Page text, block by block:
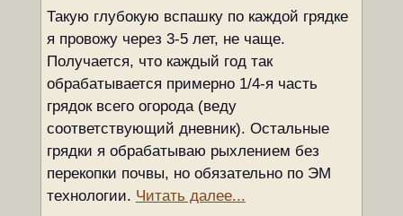
Такую глубокую вспашку по каждой грядке
я провожу через 3-5 лет, не чаще.
Получается, что каждый год так
обрабатывается примерно 1/4-я часть
грядок всего огорода (веду
соответствующий дневник). Остальные
грядки я обрабатываю рыхлением без
перекопки почвы, но обязательно по ЭМ
технологии. Читать далее...